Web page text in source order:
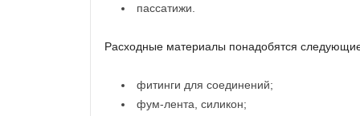
пассатижи.
Расходные материалы понадобятся
фитинги для соединений;
фум-лента, силикон;